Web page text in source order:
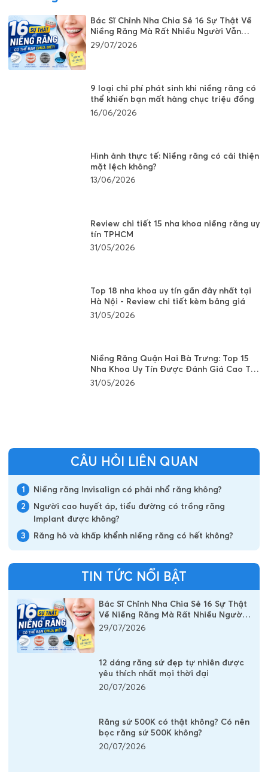
Bác Sĩ Chỉnh Nha Chia Sẻ 16 Sự Thật Về
Niềng Răng Mà Rất Nhiều Người Vẫn
Đang Hiểu Sai
29/07/2026
9 loại chi phí phát sinh khi niềng răng có
thể khiến bạn mất hàng chục triệu đồng
16/06/2026
Hình ảnh thực tế: Niềng răng có cải thiện
mặt lệch không?
13/06/2026
Review chi tiết 15 nha khoa niềng răng uy
tín TPHCM
31/05/2026
Top 18 nha khoa uy tín gần đây nhất tại
Hà Nội - Review chi tiết kèm bảng giá
31/05/2026
Niềng Răng Quận Hai Bà Trưng: Top 15
Nha Khoa Uy Tín Được Đánh Giá Cao Tại
Hà Nội
31/05/2026
CÂU HỎI LIÊN QUAN
1
Niềng răng Invisalign có phải nhổ răng không?
2
Người cao huyết áp, tiểu đường có trồng răng
Implant được không?
3
Răng hô và khấp khểnh niềng răng có hết không?
TIN TỨC NỔI BẬT
Bác Sĩ Chỉnh Nha Chia Sẻ 16 Sự Thật
Về Niềng Răng Mà Rất Nhiều Người
Vẫn Đang Hiểu Sai
29/07/2026
12 dáng răng sứ đẹp tự nhiên được
yêu thích nhất mọi thời đại
20/07/2026
Răng sứ 500K có thật không? Có nên
bọc răng sứ 500K không?
20/07/2026